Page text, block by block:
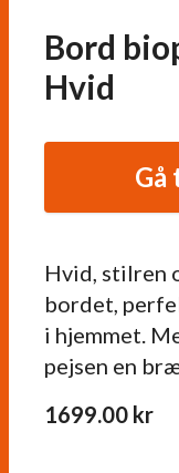
Bord
Hvid
Hvid, stilren
bordet,
i hjemmet.
pejsen en
1699.00 kr